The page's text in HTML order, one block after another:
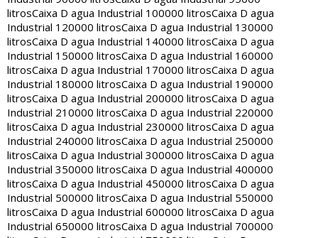
litrosCaixa D agua Industrial 100000 litrosCaixa D agua
Industrial 120000 litrosCaixa D agua Industrial 130000
litrosCaixa D agua Industrial 140000 litrosCaixa D agua
Industrial 150000 litrosCaixa D agua Industrial 160000
litrosCaixa D agua Industrial 170000 litrosCaixa D agua
Industrial 180000 litrosCaixa D agua Industrial 190000
litrosCaixa D agua Industrial 200000 litrosCaixa D agua
Industrial 210000 litrosCaixa D agua Industrial 220000
litrosCaixa D agua Industrial 230000 litrosCaixa D agua
Industrial 240000 litrosCaixa D agua Industrial 250000
litrosCaixa D agua Industrial 300000 litrosCaixa D agua
Industrial 350000 litrosCaixa D agua Industrial 400000
litrosCaixa D agua Industrial 450000 litrosCaixa D agua
Industrial 500000 litrosCaixa D agua Industrial 550000
litrosCaixa D agua Industrial 600000 litrosCaixa D agua
Industrial 650000 litrosCaixa D agua Industrial 700000